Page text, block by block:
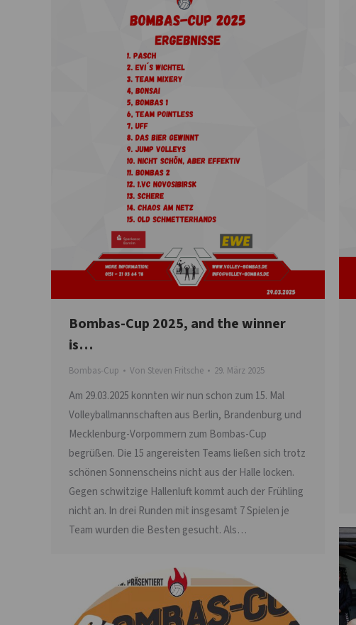
Bombas-Cup 2025, and the winner
is…
Bombas-Cup Von Steven Fritsche 29. März 2025
Am 29.03.2025 konnten wir nun schon zum 15. Mal
Volleyballmannschaften aus Berlin, Brandenburg und
Mecklenburg-Vorpommern zum Bombas-Cup
begrüßen. Die 15 angereisten Teams ließen sich trotz
schönen Sonnenscheins nicht aus der Halle locken.
Gegen schwitzige Hallenluft kommt auch der Frühling
nicht an. In drei Runden mit insgesamt 7 Spielen je
Team wurden die Besten gesucht. Als…